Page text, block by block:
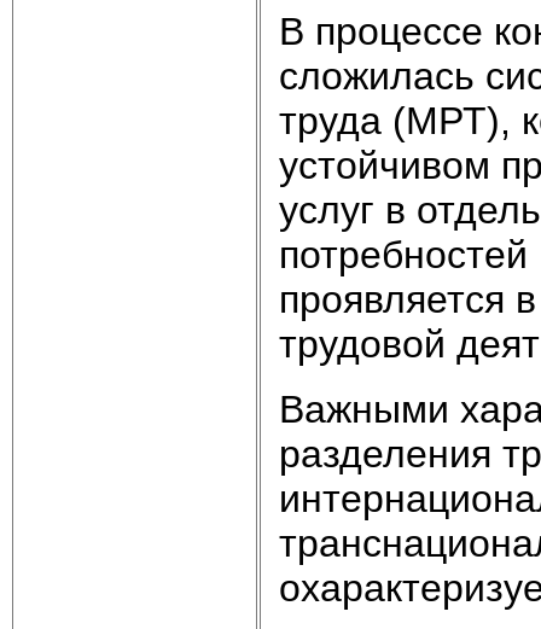
В процессе
сложилась
труда (МРТ),
устойчивом
услуг в
проявляется
трудовой
Важными
разделения